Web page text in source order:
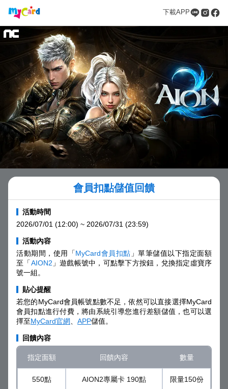
下載APP
會員扣點儲值回饋
活動時間
2026/07/01 (12:00) ~ 2026/07/31 (23:59)
活動內容
活動期間，使用「MyCard會員扣點 」單筆儲值以下指定面額
至「AION2 」遊戲帳號中，可點擊下方按鈕，兌換指定虛寶序
號一組。
貼心提醒
若您的MyCard會員帳號點數不足，依然可以直接選擇MyCard
會員扣點進行付費，將由系統引導您進行差額儲值，也可以選
擇至MyCard官網 APP儲值。
回饋內容
指定面額 回饋內容 數量
550點 AION2專屬卡 190點 限量150份